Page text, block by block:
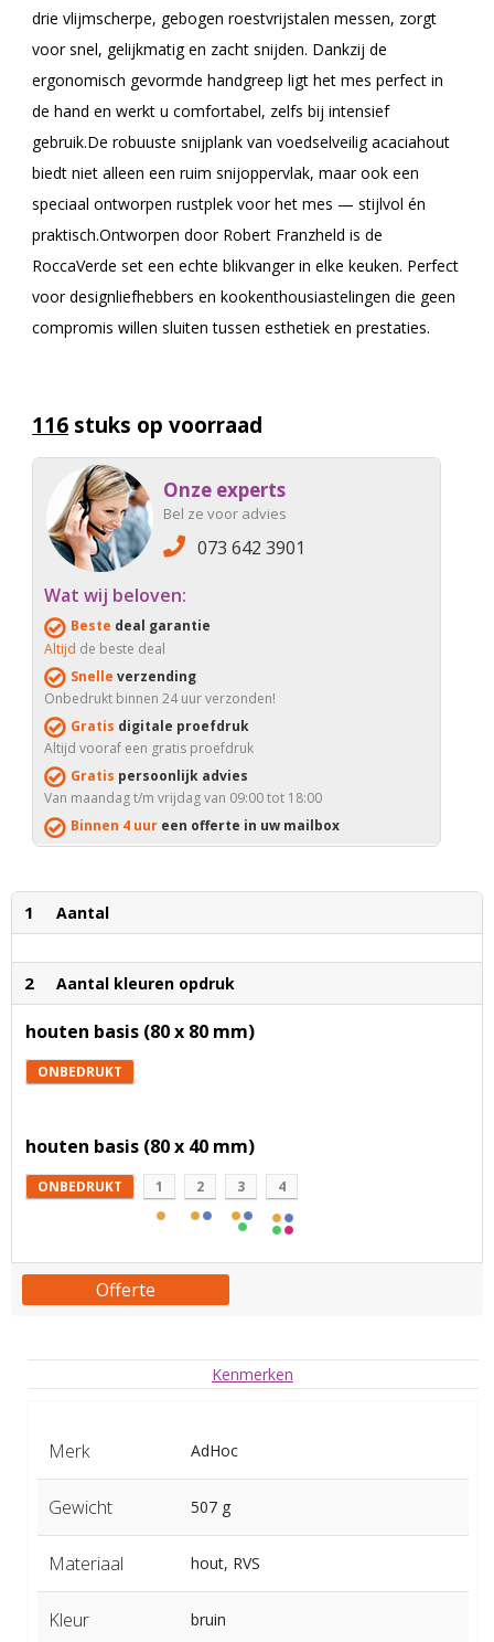
drie vlijmscherpe, gebogen roestvrijstalen messen, zorgt
voor snel, gelijkmatig en zacht snijden. Dankzij de
ergonomisch gevormde handgreep ligt het mes perfect in
de hand en werkt u comfortabel, zelfs bij intensief
gebruik.De robuuste snijplank van voedselveilig acaciahout
biedt niet alleen een ruim snijoppervlak, maar ook een
speciaal ontworpen rustplek voor het mes — stijlvol én
praktisch.Ontworpen door Robert Franzheld is de
RoccaVerde set een echte blikvanger in elke keuken. Perfect
voor designliefhebbers en kookenthousiastelingen die geen
compromis willen sluiten tussen esthetiek en prestaties.
116 stuks op voorraad
Onze experts
Bel ze voor advies
073 642 3901
Wat wij beloven:
Beste deal garantie
Altijd de beste deal
Snelle verzending
Onbedrukt binnen 24 uur verzonden!
Gratis digitale proefdruk
Altijd vooraf een gratis proefdruk
Gratis persoonlijk advies
Van maandag t/m vrijdag van 09:00 tot 18:00
Binnen 4 uur een offerte in uw mailbox
1 Aantal
2 Aantal kleuren opdruk
houten basis (80 x 80 mm)
ONBEDRUKT
houten basis (80 x 40 mm)
ONBEDRUKT 1 2 3 4
Offerte
Kenmerken
Merk AdHoc
Gewicht 507 g
Materiaal hout, RVS
Kleur bruin